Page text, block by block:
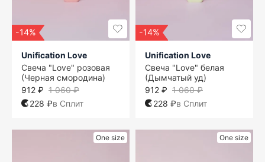
-14%
Unification Love
Свеча "Love" розовая
(Черная смородина)
1 060 ₽
912 ₽
228 ₽в Сплит
-14%
Unification Love
Свеча "Love" белая
(Дымчатый уд)
1 060 ₽
912 ₽
228 ₽в Сплит
One size One size